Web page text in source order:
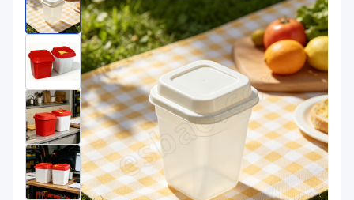
221340
221360
烤箱袋
221330
SE53
热收缩
袋
拉伸膜
商品参数
商品分类
预制食品杯
产品特性
支持定制
产品特性
支持定制
商品图片